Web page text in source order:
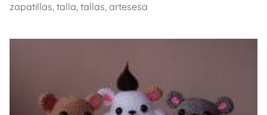
zapatillas, talla, tallas, artesesa